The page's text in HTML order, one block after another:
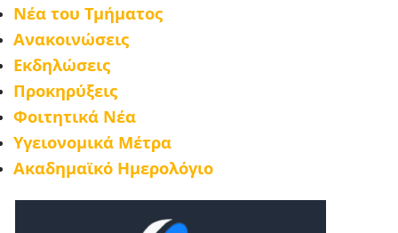
Νέα του Τμήματος
Ανακοινώσεις
Εκδηλώσεις
Προκηρύξεις
Φοιτητικά Νέα
Υγειονομικά Μέτρα
Ακαδημαϊκό Ημερολόγιο